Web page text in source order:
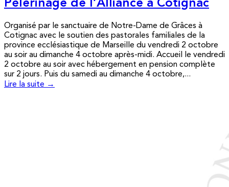
Pèlerinage de l’Alliance à Cotignac
Organisé par le sanctuaire de Notre-Dame de Grâces à
Cotignac avec le soutien des pastorales familiales de la
province ecclésiastique de Marseille du vendredi 2 octobre
au soir au dimanche 4 octobre après-midi. Accueil le vendredi
2 octobre au soir avec hébergement en pension complète
sur 2 jours. Puis du samedi au dimanche 4 octobre,...
Lire la suite →